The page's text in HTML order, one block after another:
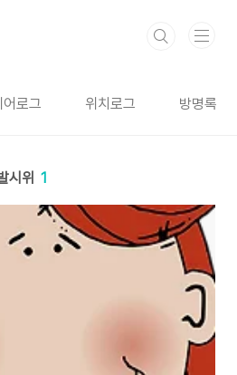
어로그 위치로그 방명록
시위 1